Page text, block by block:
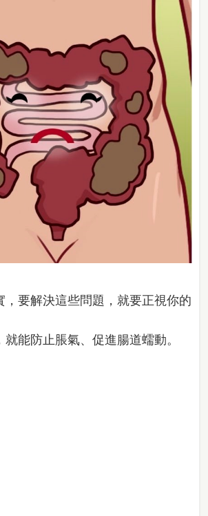
要解決這些問題，就要正視你的
能防止脹氣、促進腸道蠕動。